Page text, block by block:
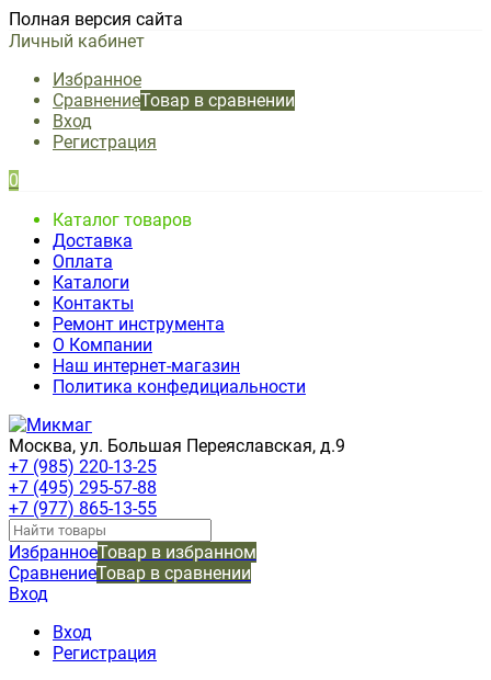
Полная версия сайта
Личный кабинет
Избранное
СравнениеТовар в сравнении
Вход
Регистрация
0
Каталог товаров
Доставка
Оплата
Каталоги
Контакты
Ремонт инструмента
О Компании
Наш интернет-магазин
Политика конфедициальности
Москва, ул. Большая Переяславская, д.9
+7 (985) 220-13-25
+7 (495) 295-57-88
+7 (977) 865-13-55
ИзбранноеТовар в избранном
СравнениеТовар в сравнении
Вход
Вход
Регистрация